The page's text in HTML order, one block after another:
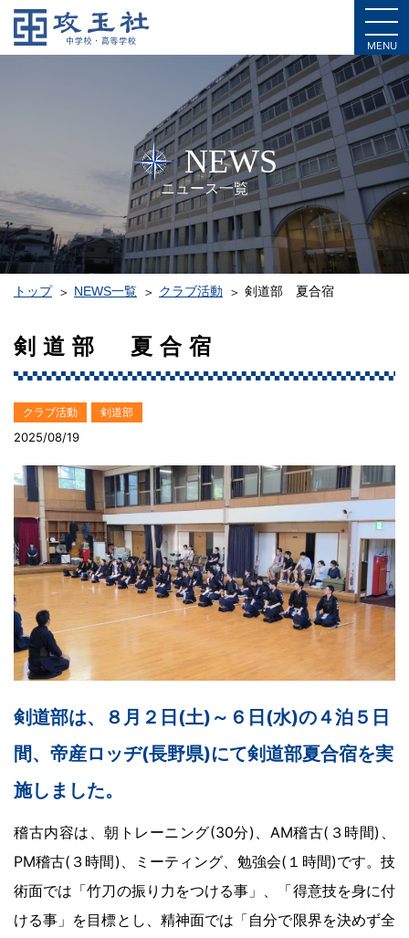
MENU
NEWS
ニュース一覧
トップ NEWS一覧 クラブ活動 剣道部 夏合宿
剣道部 夏合宿
クラブ活動 剣道部
2025/08/19
剣道部は、８月２日(土)～６日(水)の４泊５日
間、帝産ロッヂ(長野県)にて剣道部夏合宿を実
施しました。
稽古内容は、朝トレーニング(30分)、AM稽古(３時間)、
PM稽古(３時間)、ミーティング、勉強会(１時間)です。技
術面では「竹刀の振り力をつける事」、「得意技を身に付
ける事」を目標とし、精神面では「自分で限界を決めず全